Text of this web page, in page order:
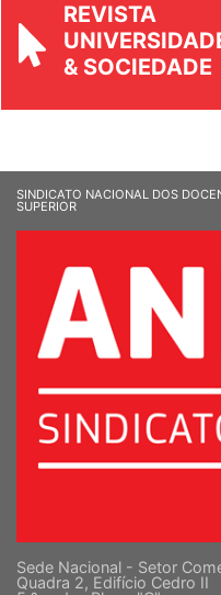
REVISTA
& SOCIEDADE
SINDICATO NACIONAL DOS
SUPERIOR
Sede Nacional - Setor
Quadra 2, Edifício Cedro II